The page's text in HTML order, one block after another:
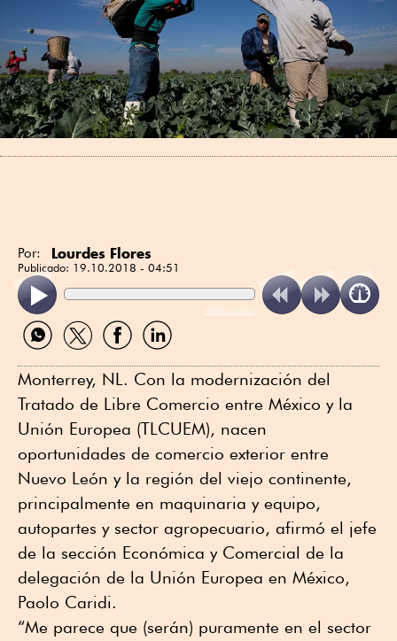
Por: Lourdes Flores
Publicado: 19.10.2018 - 04:51
ReadSpeaker
Compartir
por
Compartir
por
Compartir
por
Compartir
por
Monterrey, NL. Con la modernización del
Tratado de Libre Comercio entre México y la
Unión Europea (TLCUEM), nacen
oportunidades de comercio exterior entre
Nuevo León y la región del viejo continente,
principalmente en maquinaria y equipo,
autopartes y sector agropecuario, afirmó el jefe
de la sección Económica y Comercial de la
delegación de la Unión Europea en México,
Paolo Caridi.
“Me parece que (serán) puramente en el sector